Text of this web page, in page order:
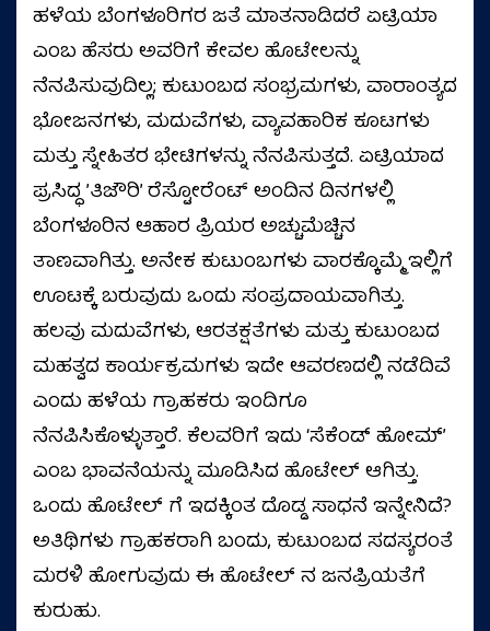
ಹಳೆಯ ಬೆಂಗಳೂರಿಗರ ಜತೆ ಮಾತನಾಡಿದರೆ ಏಟ್ರಿಯಾ
ಎಂಬ ಹೆಸರು ಅವರಿಗೆ ಕೇವಲ ಹೊಟೇಲನ್ನು
ನೆನಪಿಸುವುದಿಲ್ಲ; ಕುಟುಂಬದ ಸಂಭ್ರಮಗಳು, ವಾರಾಂತ್ಯದ
ಭೋಜನಗಳು, ಮದುವೆಗಳು, ವ್ಯಾವಹಾರಿಕ ಕೂಟಗಳು
ಮತ್ತು ಸ್ನೇಹಿತರ ಭೇಟಿಗಳನ್ನು ನೆನಪಿಸುತ್ತದೆ. ಏಟ್ರಿಯಾದ
ಪ್ರಸಿದ್ಧ ’ತಿಜೌರಿ’ ರೆಸ್ಟೋರೆಂಟ್ ಅಂದಿನ ದಿನಗಳಲ್ಲಿ
ಬೆಂಗಳೂರಿನ ಆಹಾರ ಪ್ರಿಯರ ಅಚ್ಚುಮೆಚ್ಚಿನ
ತಾಣವಾಗಿತ್ತು. ಅನೇಕ ಕುಟುಂಬಗಳು ವಾರಕ್ಕೊಮ್ಮೆ ಇಲ್ಲಿಗೆ
ಊಟಕ್ಕೆ ಬರುವುದು ಒಂದು ಸಂಪ್ರದಾಯವಾಗಿತ್ತು.
ಹಲವು ಮದುವೆಗಳು, ಆರತಕ್ಷತೆಗಳು ಮತ್ತು ಕುಟುಂಬದ
ಮಹತ್ವದ ಕಾರ್ಯಕ್ರಮಗಳು ಇದೇ ಆವರಣದಲ್ಲಿ ನಡೆದಿವೆ
ಎಂದು ಹಳೆಯ ಗ್ರಾಹಕರು ಇಂದಿಗೂ
ನೆನಪಿಸಿಕೊಳ್ಳುತ್ತಾರೆ. ಕೆಲವರಿಗೆ ಇದು ‘ಸೆಕೆಂಡ್ ಹೋಮ್’
ಎಂಬ ಭಾವನೆಯನ್ನು ಮೂಡಿಸಿದ ಹೊಟೇಲ್ ಆಗಿತ್ತು.
ಒಂದು ಹೊಟೇಲ್ ಗೆ ಇದಕ್ಕಿಂತ ದೊಡ್ಡ ಸಾಧನೆ ಇನ್ನೇನಿದೆ?
ಅತಿಥಿಗಳು ಗ್ರಾಹಕರಾಗಿ ಬಂದು, ಕುಟುಂಬದ ಸದಸ್ಯರಂತೆ
ಮರಳಿ ಹೋಗುವುದು ಈ ಹೊಟೇಲ್ ನ ಜನಪ್ರಿಯತೆಗೆ
ಕುರುಹು.